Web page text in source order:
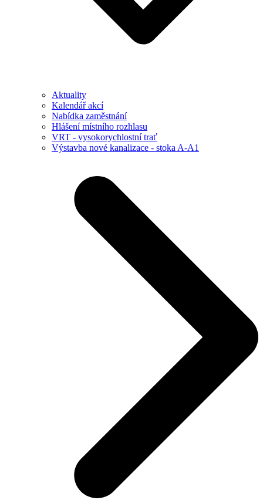
Aktuality
Kalendář akcí
Nabídka zaměstnání
Hlášení místního rozhlasu
VRT - vysokorychlostní trať
Výstavba nové kanalizace - stoka A-A1